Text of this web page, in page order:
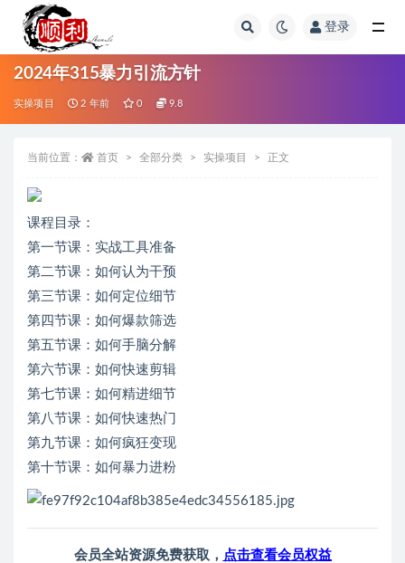
登录
2024年315暴力引流方针
实操项目 2 年前 0 9.8
当前位置： 首页 全部分类 实操项目 正文
课程目录：
第一节课：实战工具准备
第二节课：如何认为干预
第三节课：如何定位细节
第四节课：如何爆款筛选
第五节课：如何手脑分解
第六节课：如何快速剪辑
第七节课：如何精进细节
第八节课：如何快速热门
第九节课：如何疯狂变现
第十节课：如何暴力进粉
会员全站资源免费获取， 点击查看会员权益
全部